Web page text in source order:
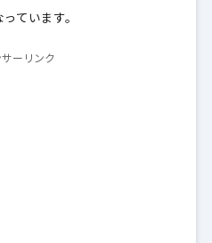
っています。
ーリンク